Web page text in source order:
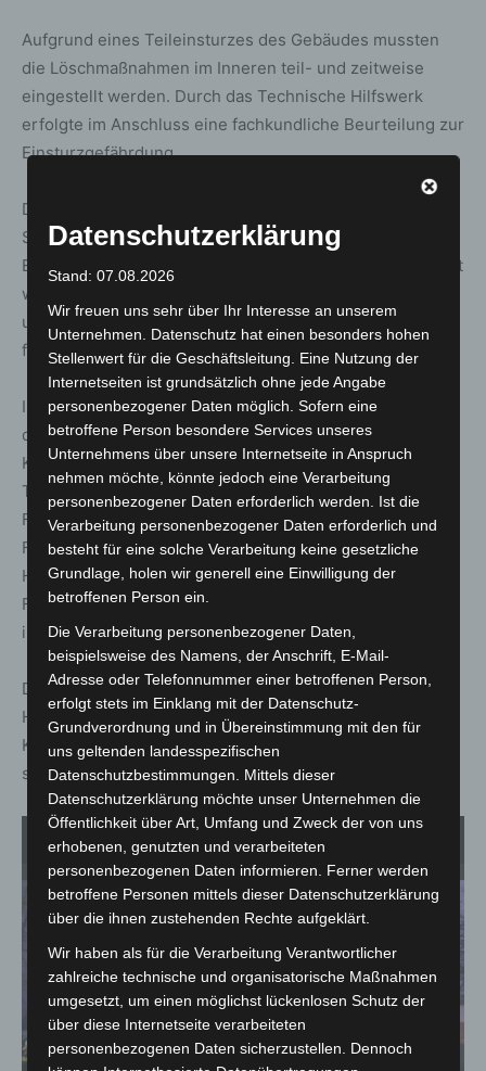
Aufgrund eines Teileinsturzes des Gebäudes mussten
die Löschmaßnahmen im Inneren teil- und zeitweise
eingestellt werden. Durch das Technische Hilfswerk
erfolgte im Anschluss eine fachkundliche Beurteilung zur
Einsturzgefährdung.
Die Lösch- und Nachlöscharbeiten dauerten mehrere
Stunden an. Gegen 20:20 Uhr konnte durch den
Einsatzleiter „Feuer aus“ an die Einsatzleitstelle gemeldet
werden. Im Anschluss konnten die Einsatzkräfte nach
und nach die Einsatzstelle verlassen und die Fahrzeuge
für weitere Einsätze neu bestücken.
Im Einsatz waren über 100 Einsatzkräfte der Feuerwehr,
des Rettungsdienstes, der Polizei, des Deutschen Roten
Kreuzes, des Malteser Hilfsdienstes und des
Technischen Hilfswerks. Allein durch die Freiwillige
Feuerwehr Celle waren rund 80 Einsatzkräfte mit 17
Fahrzeugen vor Ort. Neben der Ortsfeuerwehr Celle-
Hauptwache, war die Ortsfeuerwehr Westercelle, die
Führungsgruppe Einsatzleitung und die Logistik-Gruppe
im Einsatz.
Durch das Deutsche Rote Kreuz und den Malteser
Hilfsdienst wurde die Versorgung der Einsatzkräfte mit
Kalt- und Warmgetränken sowie kleinen Snacks
sichergestellt.
Datenschutzerklärung
Stand: 07.08.2026
Wir freuen uns sehr über Ihr Interesse an unserem
Unternehmen. Datenschutz hat einen besonders hohen
Stellenwert für die Geschäftsleitung. Eine Nutzung der
Internetseiten ist grundsätzlich ohne jede Angabe
personenbezogener Daten möglich. Sofern eine
betroffene Person besondere Services unseres
Unternehmens über unsere Internetseite in Anspruch
nehmen möchte, könnte jedoch eine Verarbeitung
personenbezogener Daten erforderlich werden. Ist die
Verarbeitung personenbezogener Daten erforderlich und
besteht für eine solche Verarbeitung keine gesetzliche
Grundlage, holen wir generell eine Einwilligung der
betroffenen Person ein.
Die Verarbeitung personenbezogener Daten,
beispielsweise des Namens, der Anschrift, E-Mail-
Adresse oder Telefonnummer einer betroffenen Person,
erfolgt stets im Einklang mit der Datenschutz-
Grundverordnung und in Übereinstimmung mit den für
uns geltenden landesspezifischen
Datenschutzbestimmungen. Mittels dieser
Datenschutzerklärung möchte unser Unternehmen die
Öffentlichkeit über Art, Umfang und Zweck der von uns
erhobenen, genutzten und verarbeiteten
personenbezogenen Daten informieren. Ferner werden
betroffene Personen mittels dieser Datenschutzerklärung
über die ihnen zustehenden Rechte aufgeklärt.
Wir haben als für die Verarbeitung Verantwortlicher
zahlreiche technische und organisatorische Maßnahmen
umgesetzt, um einen möglichst lückenlosen Schutz der
über diese Internetseite verarbeiteten
personenbezogenen Daten sicherzustellen. Dennoch